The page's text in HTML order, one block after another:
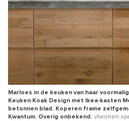
Marloes in de keuken van haar
Keuken Koak Design met Ikea-kasten
betonnen blad. Koperen frame
Kwantum. Overig onbekend. vtwonen